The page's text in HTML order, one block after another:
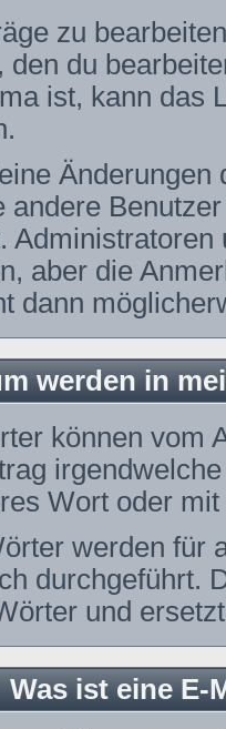
zu
den du
ist, kann das
andere
aber die
dann
werden in
können vom
Wort oder
werden für
durchgeführt.
und
Was ist eine